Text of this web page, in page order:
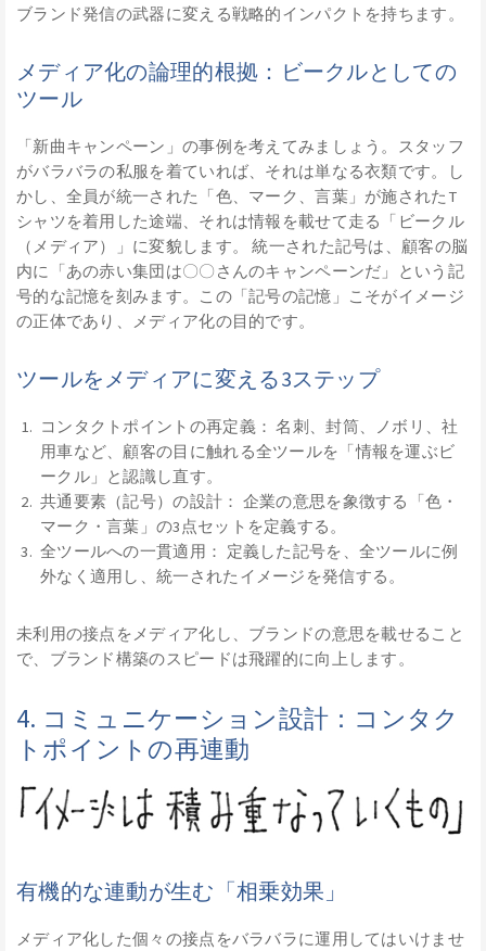
ブランド発信の武器に変える戦略的インパクトを持ちます。
メディア化の論理的根拠：ビークルとしての
ツール
「新曲キャンペーン」の事例を考えてみましょう。スタッフ
がバラバラの私服を着ていれば、それは単なる衣類です。し
かし、全員が統一された「色、マーク、言葉」が施されたT
シャツを着用した途端、それは情報を載せて走る「ビークル
（メディア）」に変貌します。 統一された記号は、顧客の脳
内に「あの赤い集団は〇〇さんのキャンペーンだ」という記
号的な記憶を刻みます。この「記号の記憶」こそがイメージ
の正体であり、メディア化の目的です。
ツールをメディアに変える3ステップ
コンタクトポイントの再定義： 名刺、封筒、ノボリ、社
用車など、顧客の目に触れる全ツールを「情報を運ぶビ
ークル」と認識し直す。
共通要素（記号）の設計： 企業の意思を象徴する「色・
マーク・言葉」の3点セットを定義する。
全ツールへの一貫適用： 定義した記号を、全ツールに例
外なく適用し、統一されたイメージを発信する。
未利用の接点をメディア化し、ブランドの意思を載せること
で、ブランド構築のスピードは飛躍的に向上します。
4. コミュニケーション設計：コンタク
トポイントの再連動
有機的な連動が生む「相乗効果」
メディア化した個々の接点をバラバラに運用してはいけませ